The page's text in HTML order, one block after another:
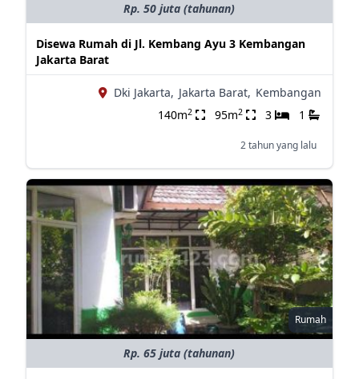
Rp. 50 juta (tahunan)
Disewa Rumah di Jl. Kembang Ayu 3 Kembangan
Jakarta Barat
Dki Jakarta, Jakarta Barat, Kembangan
140m2 95m2 3 1
2 tahun yang lalu
Rumah
Rp. 65 juta (tahunan)